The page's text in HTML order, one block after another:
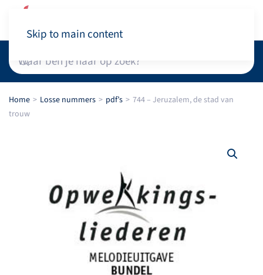
Skip to main content
Home Losse nummers pdf’s
744 – Jeruzalem, de stad van
trouw